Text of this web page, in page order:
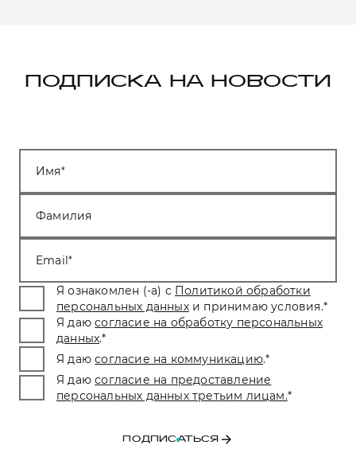
ПОДПИСКА НА НОВОСТИ
Имя
Фамилия
Email
Я ознакомлен (-а) с Политикой обработки
персональных данных и принимаю условия.*
Я даю согласие на обработку персональных
данных.*
Я даю согласие на коммуникацию.*
Я даю согласие на предоставление
персональных данных третьим лицам.*
ПОДПИСАТЬСЯ